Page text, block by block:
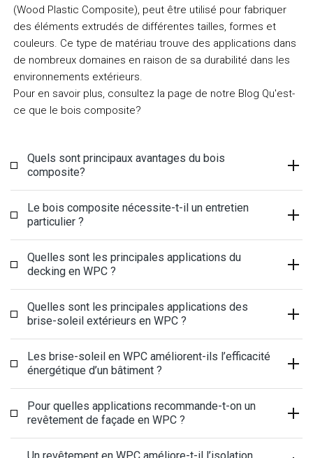
(Wood Plastic Composite), peut être utilisé pour fabriquer
des éléments extrudés de différentes tailles, formes et
couleurs. Ce type de matériau trouve des applications dans
de nombreux domaines en raison de sa durabilité dans les
environnements extérieurs.
Pour en savoir plus, consultez la page de notre Blog Qu'est-
ce que le bois composite?
Quels sont principaux avantages du bois
composite?
Le bois composite nécessite-t-il un entretien
particulier ?
Quelles sont les principales applications du
decking en WPC ?
Quelles sont les principales applications des
brise-soleil extérieurs en WPC ?
Les brise-soleil en WPC améliorent-ils l’efficacité
énergétique d’un bâtiment ?
Pour quelles applications recommande-t-on un
revêtement de façade en WPC ?
Un revêtement en WPC améliore-t-il l’isolation